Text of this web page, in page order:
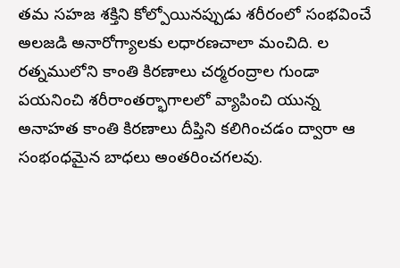
తమ సహజ శక్తిని కోల్పోయినప్పుడు శరీరంలో సంభవించే
అలజడి అనారోగ్యాలకు నీలధారణచాలా మంచిది. నీల
రత్నములోని కాంతి కిరణాలు చర్మరంద్రాల గుండా
పయనించి శరీరాంతర్భాగాలలో వ్యాపించి యున్న
అనాహత కాంతి కిరణాలు దీప్తిని కలిగించడం ద్వారా ఆ
సంభంధమైన బాధలు అంతరించగలవు.